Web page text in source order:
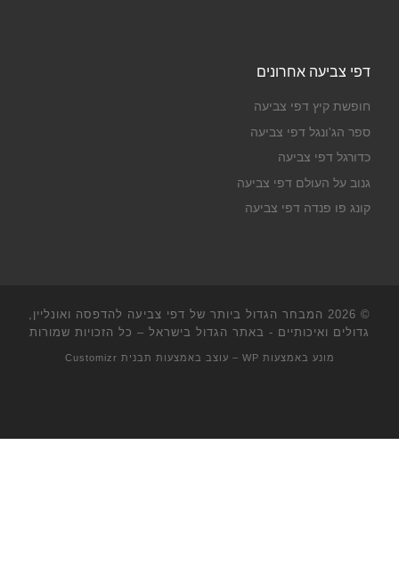
דפי צביעה אחרונים
חופשת קיץ דפי צביעה
ספר הג'ונגל דפי צביעה
כדורגל דפי צביעה
גנוב על העולם דפי צביעה
קונג פו פנדה דפי צביעה
© 2026
המבחר הגדול ביותר של דפי צביעה להדפסה ואונליין,
גדולים ואיכותיים - באתר הגדול בישראל – כל הזכויות שמורות
מונע באמצעות WP – עוצב באמצעות תבנית Customizr